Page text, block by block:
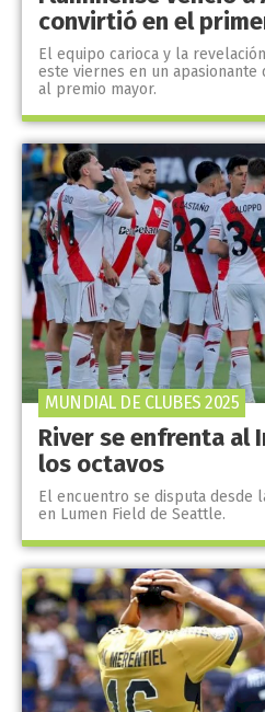
convirtió en el
El equipo carioca y la
este viernes en un apasionante
al premio mayor.
River se enfrenta al
los octavos
El encuentro se disputa desde
en Lumen Field de Seattle.
MUNDIAL DE CLUBES 2025